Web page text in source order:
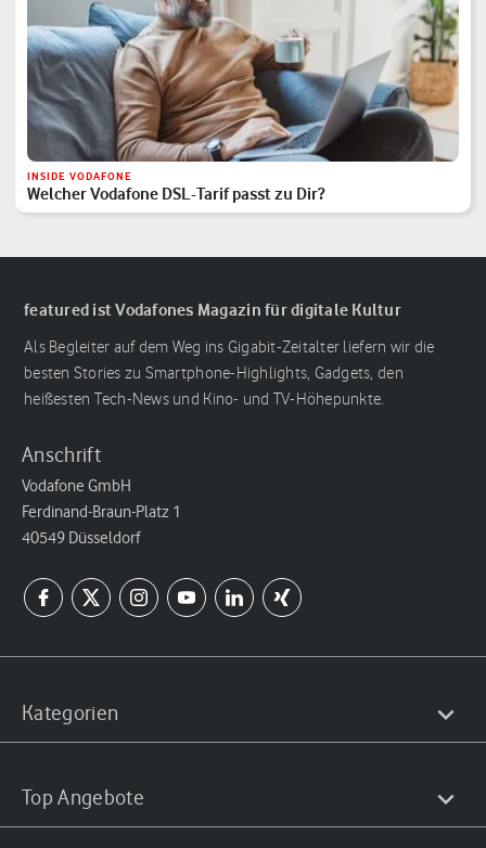
INSIDE VODAFONE
Welcher Vodafone DSL-Tarif passt zu Dir?
featured ist Vodafones Magazin für digitale Kultur
Als Begleiter auf dem Weg ins Gigabit-Zeitalter liefern wir die
besten Stories zu Smartphone-Highlights, Gadgets, den
heißesten Tech-News und Kino- und TV-Höhepunkte.
Anschrift
Vodafone GmbH
Ferdinand-Braun-Platz 1
40549 Düsseldorf
Kategorien
Top Angebote